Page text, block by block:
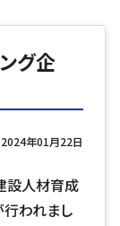
グ企
2024年01月22日
設人材育成
行われまし